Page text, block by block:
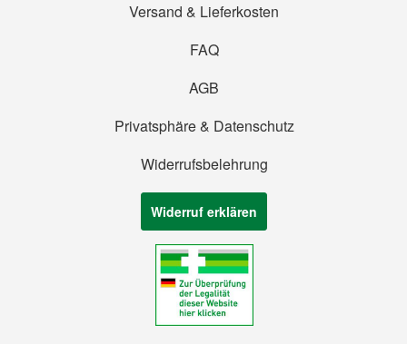
Versand & Lieferkosten
FAQ
AGB
Privatsphäre & Datenschutz
Widerrufsbelehrung
Widerruf erklären